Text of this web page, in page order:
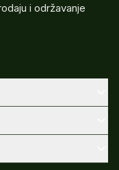
i održavanje